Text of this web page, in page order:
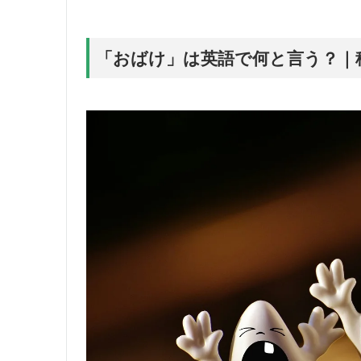
「おばけ」は英語で何と言う？